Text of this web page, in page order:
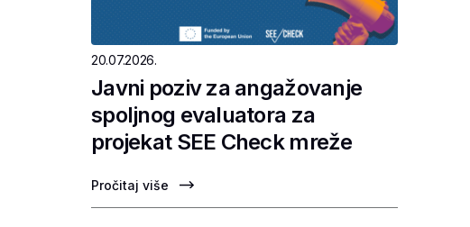
20.07.2026.
Javni poziv za angažovanje
spoljnog evaluatora za
projekat SEE Check mreže
Pročitaj više